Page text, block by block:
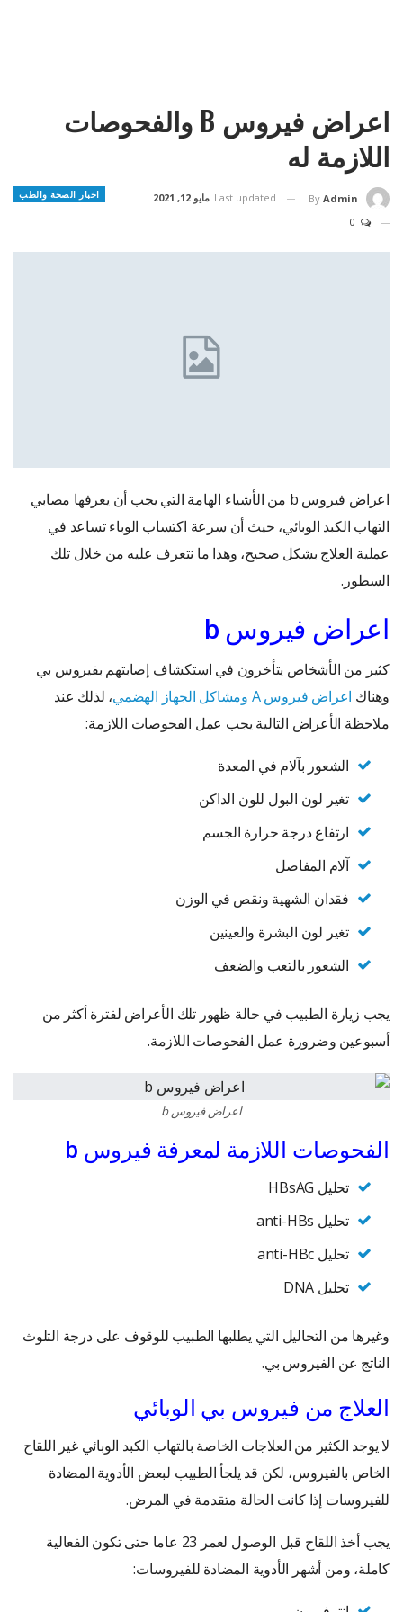
اعراض فيروس B والفحوصات
اللازمة له
اخبار الصحة والطب By Admin
Last updated مايو 12, 2021
اعراض فيروس b من الأشياء الهامة التي يجب أن يعرفها مصابي
التهاب الكبد الوبائي، حيث أن سرعة اكتساب الوباء تساعد في
عملية العلاج بشكل صحيح، وهذا ما نتعرف عليه من خلال تلك
السطور.
اعراض فيروس b
كثير من الأشخاص يتأخرون في استكشاف إصابتهم بفيروس بي
وهناك اعراض فيروس A ومشاكل الجهاز الهضمي
، لذلك عند
ملاحظة الأعراض التالية يجب عمل الفحوصات اللازمة:
الشعور بآلام في المعدة
تغير لون البول للون الداكن
ارتفاع درجة حرارة الجسم
آلام المفاصل
فقدان الشهية ونقص في الوزن
تغير لون البشرة والعينين
الشعور بالتعب والضعف
يجب زيارة الطبيب في حالة ظهور تلك الأعراض لفترة أكثر من
أسبوعين وضرورة عمل الفحوصات اللازمة.
اعراض فيروس b
الفحوصات اللازمة لمعرفة فيروس b
تحليل HBsAG
تحليل anti-HBs
تحليل anti-HBc
تحليل DNA
وغيرها من التحاليل التي يطلبها الطبيب للوقوف على درجة التلوث
الناتج عن الفيروس بي.
العلاج من فيروس بي الوبائي
لا يوجد الكثير من العلاجات الخاصة بالتهاب الكبد الوبائي غير اللقاح
الخاص بالفيروس، لكن قد يلجأ الطبيب لبعض الأدوية المضادة
للفيروسات إذا كانت الحالة متقدمة في المرض.
يجب أخذ اللقاح قبل الوصول لعمر 23 عاما حتى تكون الفعالية
كاملة، ومن أشهر الأدوية المضادة للفيروسات: